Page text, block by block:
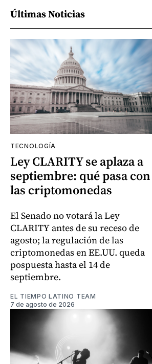
Últimas Noticias
TECNOLOGÍA
Ley CLARITY se aplaza a
septiembre: qué pasa con
las criptomonedas
El Senado no votará la Ley
CLARITY antes de su receso de
agosto; la regulación de las
criptomonedas en EE.UU. queda
pospuesta hasta el 14 de
septiembre.
EL TIEMPO LATINO TEAM
7 de agosto de 2026